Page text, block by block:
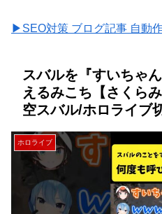
▶SEO対策 ブログ記事 自動
スバルを『すいちゃ
えるみこち【さくら
空スバル/ホロライブ
ホロライブ